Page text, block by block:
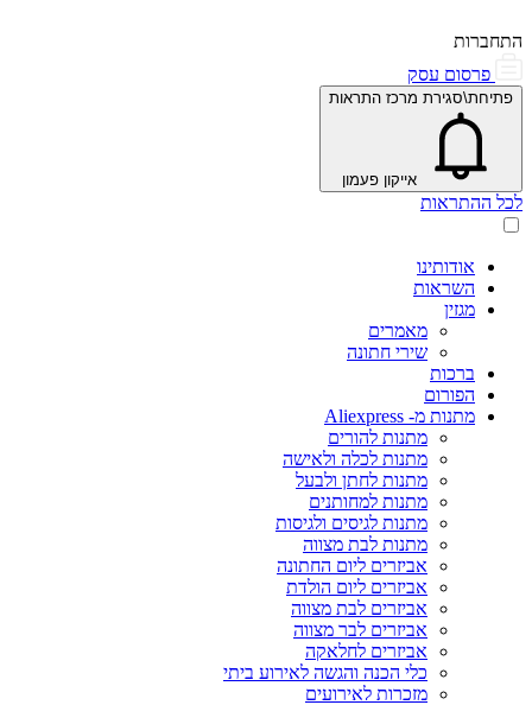
התחברות
פרסום עסק
פתיחת\סגירת מרכז התראות
אייקון פעמון
לכל ההתראות
אודותינו
השראות
מגזין
מאמרים
שירי חתונה
ברכות
הפורום
מתנות מ- Aliexpress
מתנות להורים
מתנות לכלה ולאישה
מתנות לחתן ולבעל
מתנות למחותנים
מתנות לגיסים ולגיסות
מתנות לבת מצווה
אביזרים ליום החתונה
אביזרים ליום הולדת
אביזרים לבת מצווה
אביזרים לבר מצווה
אביזרים לחלאקה
כלי הכנה והגשה לאירוע ביתי
מזכרות לאירועים